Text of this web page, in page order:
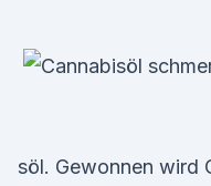
söl. Gewonnen wird